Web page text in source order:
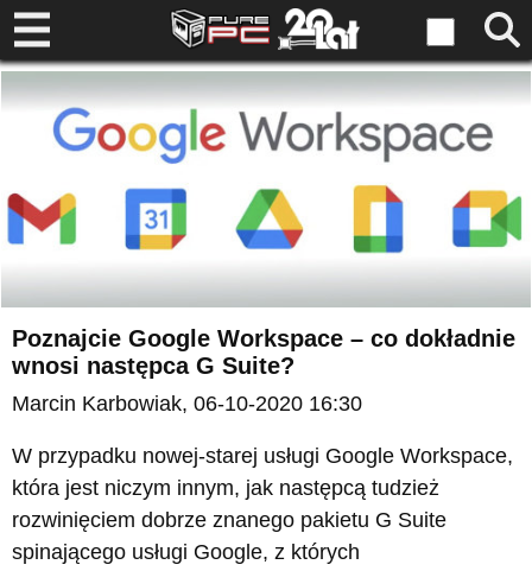
Poznajcie Google Workspace – co dokładnie
wnosi następca G Suite?
Marcin Karbowiak, 06-10-2020 16:30
W przypadku nowej-starej usługi Google Workspace,
która jest niczym innym, jak następcą tudzież
rozwinięciem dobrze znanego pakietu G Suite
spinającego usługi Google, z których